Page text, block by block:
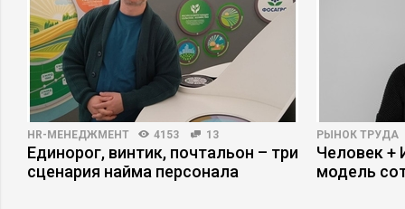
HR-МЕНЕДЖМЕНТ 4153 13
Единорог, винтик, почтальон – три
сценария найма персонала
РЫНОК ТРУДА
Человек +
модель